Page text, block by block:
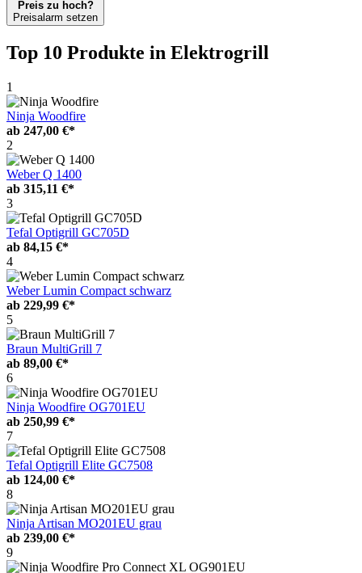
Preis zu hoch?
Preisalarm setzen
Top 10 Produkte in Elektrogrill
1
Ninja Woodfire
ab 247,00 €*
2
Weber Q 1400
ab 315,11 €*
3
Tefal Optigrill GC705D
ab 84,15 €*
4
Weber Lumin Compact schwarz
ab 229,99 €*
5
Braun MultiGrill 7
ab 89,00 €*
6
Ninja Woodfire OG701EU
ab 250,99 €*
7
Tefal Optigrill Elite GC7508
ab 124,00 €*
8
Ninja Artisan MO201EU grau
ab 239,00 €*
9